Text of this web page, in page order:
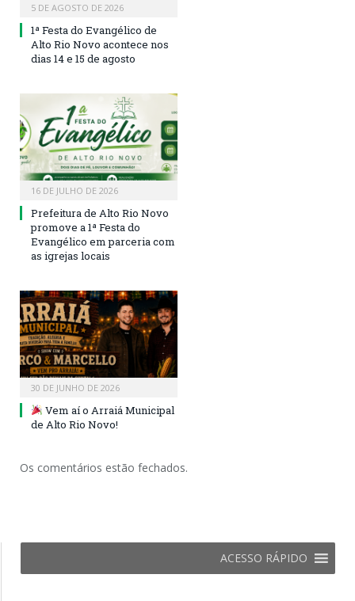
5 DE AGOSTO DE 2026
1ª Festa do Evangélico de
Alto Rio Novo acontece nos
dias 14 e 15 de agosto
16 DE JULHO DE 2026
Prefeitura de Alto Rio Novo
promove a 1ª Festa do
Evangélico em parceria com
as igrejas locais
30 DE JUNHO DE 2026
Vem aí o Arraiá Municipal
de Alto Rio Novo!
Os comentários estão fechados.
ACESSO RÁPIDO